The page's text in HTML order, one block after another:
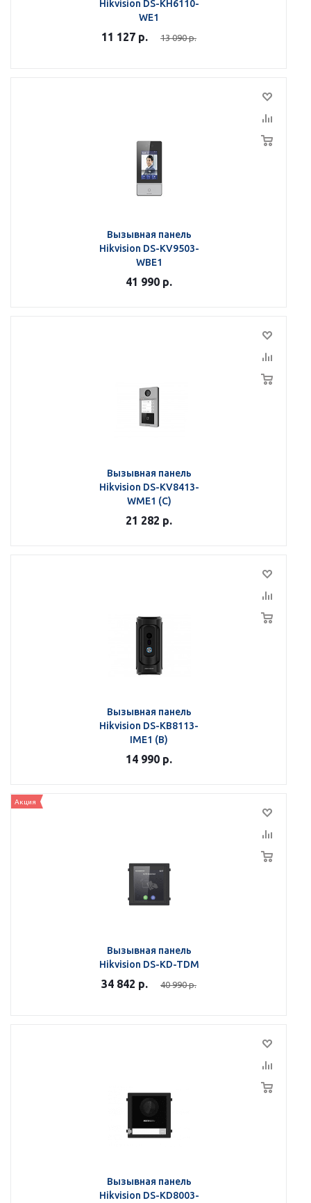
Hikvision DS-KH6110-
WE1
11 127 р. 13 090р.
Вызывная панель
Hikvision DS-KV9503-
WBE1
41 990 р.
Вызывная панель
Hikvision DS-KV8413-
WME1 (С)
21 282 р.
Вызывная панель
Hikvision DS-KB8113-
IME1 (B)
14 990 р.
Акция
Вызывная панель
Hikvision DS-KD-TDM
34 842 р. 40 990р.
Вызывная панель
Hikvision DS-KD8003-